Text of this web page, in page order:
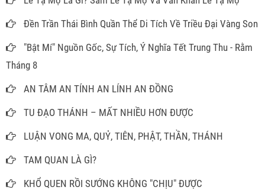
Đền Trần Thái Bình Quần Thể Di Tích Về Triều Đại Vàng Son
"Bật Mí" Nguồn Gốc, Sự Tích, Ý Nghĩa Tết Trung Thu - Rằm
Tháng 8
AN TÂM AN TÍNH AN LÍNH AN ĐỒNG
TU ĐẠO THÁNH – MẤT NHIỀU HƠN ĐƯỢC
LUẬN VONG MA, QUỶ, TIÊN, PHẬT, THẦN, THÁNH
TAM QUAN LÀ GÌ?
KHỔ QUEN RỒI SƯỚNG KHÔNG "CHỊU" ĐƯỢC